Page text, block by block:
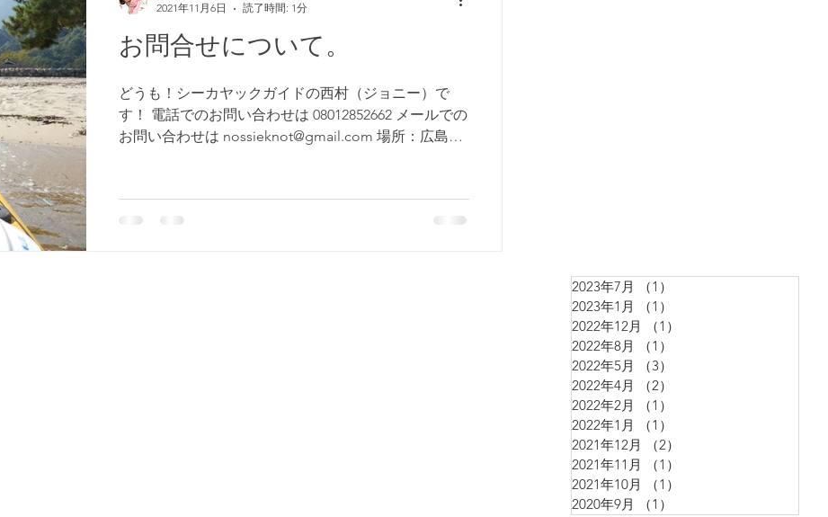
お問合せについて。
どうも！シーカヤックガイドの西村（ジョニー）で
す！ 電話でのお問い合わせは 08012852662 メールでの
お問い合わせは nossieknot@gmail.com 場所：広島県
2021年11月6日
読了時間: 1分
2023年7月 （1）
2023年1月
（1）
2022年12月
（1）
2022年8月
（1）
2022年5月
（3）
2022年4月
（2）
2022年2月
（1）
2022年1月
（1）
2021年12月
（2）
2021年11月
（1）
2021年10月
（1）
2020年9月
（1）